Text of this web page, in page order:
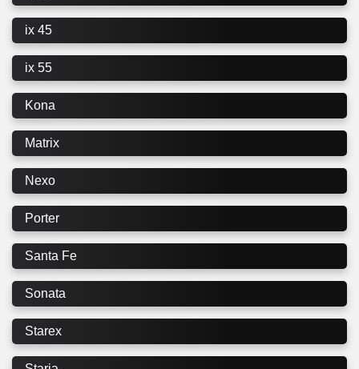
ix 45
ix 55
Kona
Matrix
Nexo
Porter
Santa Fe
Sonata
Starex